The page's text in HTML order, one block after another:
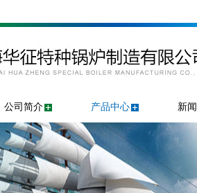
公司简介 产品中心 新